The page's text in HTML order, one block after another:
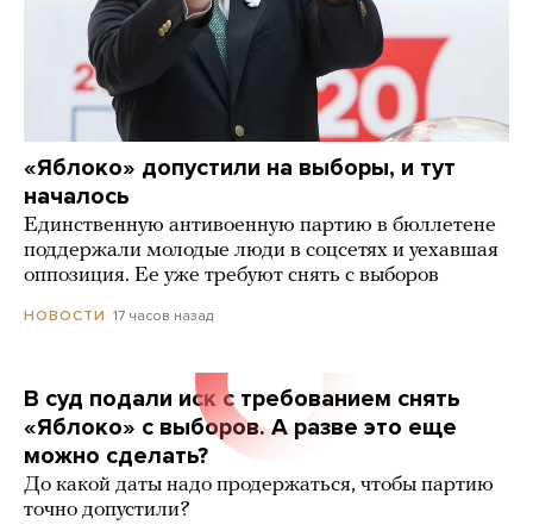
«Яблоко» допустили на выборы, и тут
началось
Единственную антивоенную партию в бюллетене
поддержали молодые люди в соцсетях и уехавшая
оппозиция. Ее уже требуют снять с выборов
НОВОСТИ 17 часов назад
В суд подали иск с требованием снять
«Яблоко» с выборов. А разве это еще
можно сделать?
До какой даты надо продержаться, чтобы партию
точно допустили?